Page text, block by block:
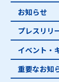
お知らせ
プレスリリ
イベント・
重要なお知